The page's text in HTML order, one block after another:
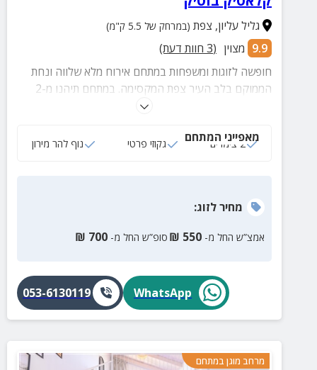
גליל עליון, צפת (במרחק של 5.5 ק"מ)
9.9 מצוין (
3 חוות דעת)
חופשה לזוגות ומשפחות במתחם אירוח מלא שלווה ונחת
הממוקם בלב העיר צפת המקסימה. במתחם תיהנו מ-2
צימרים מוקפדים ומאובזרים הכוללים חדרי שינה, ג'קוזי
מאפייני המתחם
2 צימרים גקוזי פרטי נוף להר מירון
מחירלזוג:
אמצ”ש החל מ- 550
₪ סופ”ש החל מ- 700
₪
WhatsApp
053-6130119
מרחב מוגן במתחם